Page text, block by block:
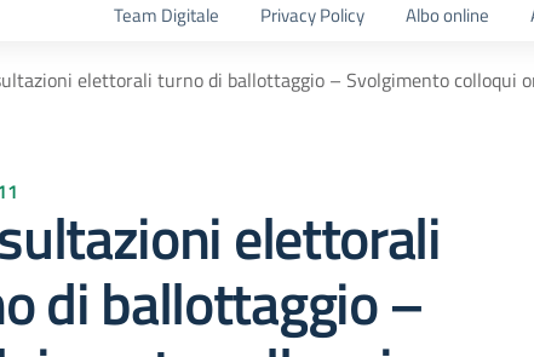
Team Digitale Privacy Policy Albo online
elettorali turno di ballottaggio – Svolgimento colloqui
elettorali
di ballottaggio –